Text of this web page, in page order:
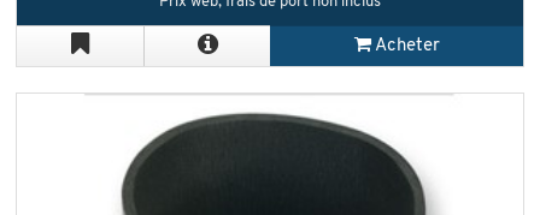
Acheter